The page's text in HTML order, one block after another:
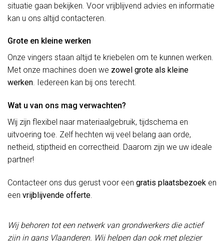
situatie gaan bekijken. Voor vrijblijvend advies en informatie
kan u ons altijd contacteren.
Grote en kleine werken
Onze vingers staan altijd te kriebelen om te kunnen werken.
Met onze machines doen we zowel grote als kleine
werken. Iedereen kan bij ons terecht.
Wat u van ons mag verwachten?
Wij zijn flexibel naar materiaalgebruik, tijdschema en
uitvoering toe. Zelf hechten wij veel belang aan orde,
netheid, stiptheid en correctheid. Daarom zijn we uw ideale
partner!
Contacteer ons dus gerust voor een gratis plaatsbezoek en
een vrijblijvende offerte.
Wij behoren tot een netwerk van grondwerkers die actief
zijn in gans Vlaanderen. Wij helpen dan ook met plezier